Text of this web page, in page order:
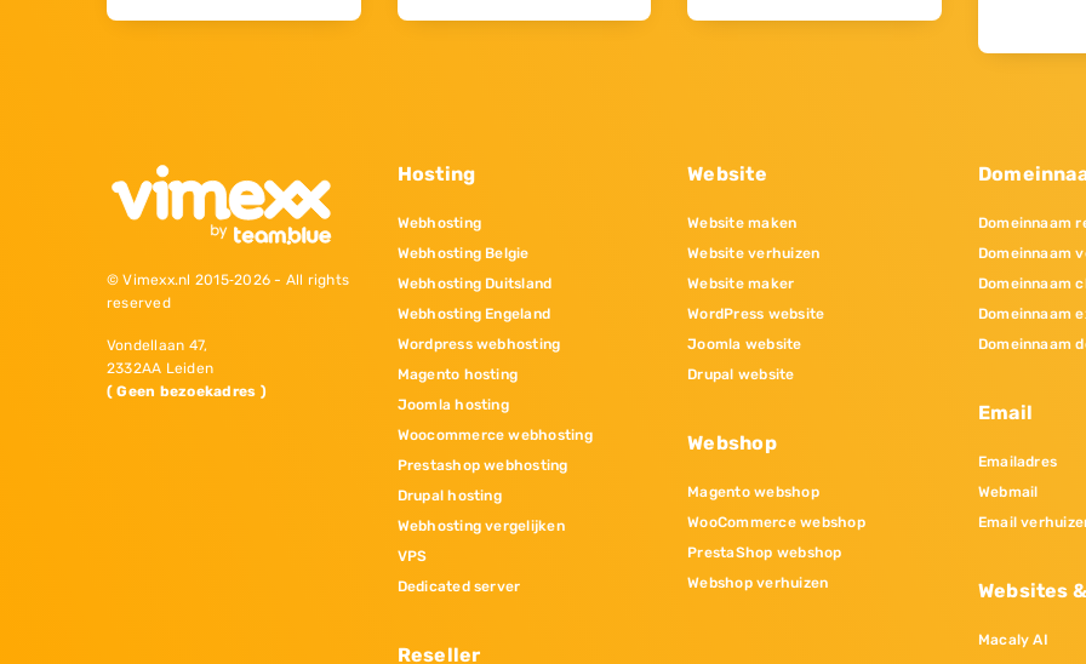
© Vimexx.nl 2015‐2026 - All rights
reserved
Vondellaan 47,
2332AA Leiden
( Geen bezoekadres )
Hosting
Webhosting
Webhosting Belgie
Webhosting Duitsland
Webhosting Engeland
Wordpress webhosting
Magento hosting
Joomla hosting
Woocommerce webhosting
Prestashop webhosting
Drupal hosting
Webhosting vergelijken
VPS
Dedicated server
Reseller
Website
Website maken
Website verhuizen
Website maker
WordPress website
Joomla website
Drupal website
Webshop
Magento webshop
WooCommerce webshop
PrestaShop webshop
Webshop verhuizen
Domeinnaam
Domeinnaam
Domeinnaam
Domeinnaam
Domeinnaam
Email
Emailadres
Webmail
Email
Websites
Macaly AI